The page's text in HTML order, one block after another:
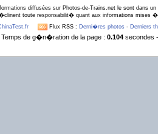
diffusées sur Photos-de-Trains.net le sont dans
toute responsabilit� quant aux informations mises
Flux RSS : Derni�res photos - Derniers
de g�n�ration de la page : 0.104secondes